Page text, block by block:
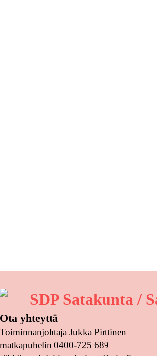
SDP Satakunta /
Ota yhteyttä
Toiminnanjohtaja Jukka Pirttinen
matkapuhelin 0400-725 689